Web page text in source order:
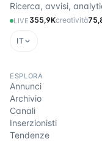
Ricerca, avvisi,
LIVE 355,9Kcreatività
IT
ESPLORA
Annunci
Archivio
Canali
Inserzionisti
Tendenze